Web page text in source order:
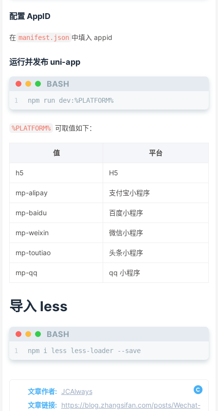
配置 AppID
在 manifest.json 中填入 appid
运行并发布 uni-app
BASH
1 npm run dev:%PLATFORM%
%PLATFORM% 可取值如下：
值 平台
h5 H5
mp-alipay 支付宝小程序
mp-baidu 百度小程序
mp-weixin 微信小程序
mp-toutiao 头条小程序
mp-qq qq 小程序
导入 less
BASH
1 npm i less less-loader --save
文章作者: JCAlways
文章链接: https://blog.zhangsifan.com/posts/Wechat-